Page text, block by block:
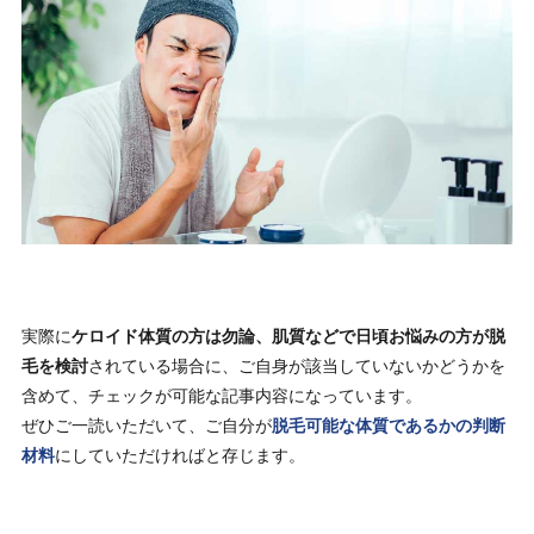
実際にケロイド体質の方は勿論、肌質などで日頃お悩みの方が脱
毛を検討されている場合に、ご自身が該当していないかどうかを
含めて、チェックが可能な記事内容になっています。
ぜひご一読いただいて、ご自分が脱毛可能な体質であるかの判断
材料にしていただければと存じます。